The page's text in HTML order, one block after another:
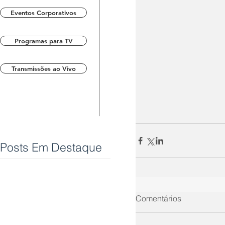
Eventos Corporativos
Programas para TV
Transmissões ao Vivo
Posts Em Destaque
Comentários